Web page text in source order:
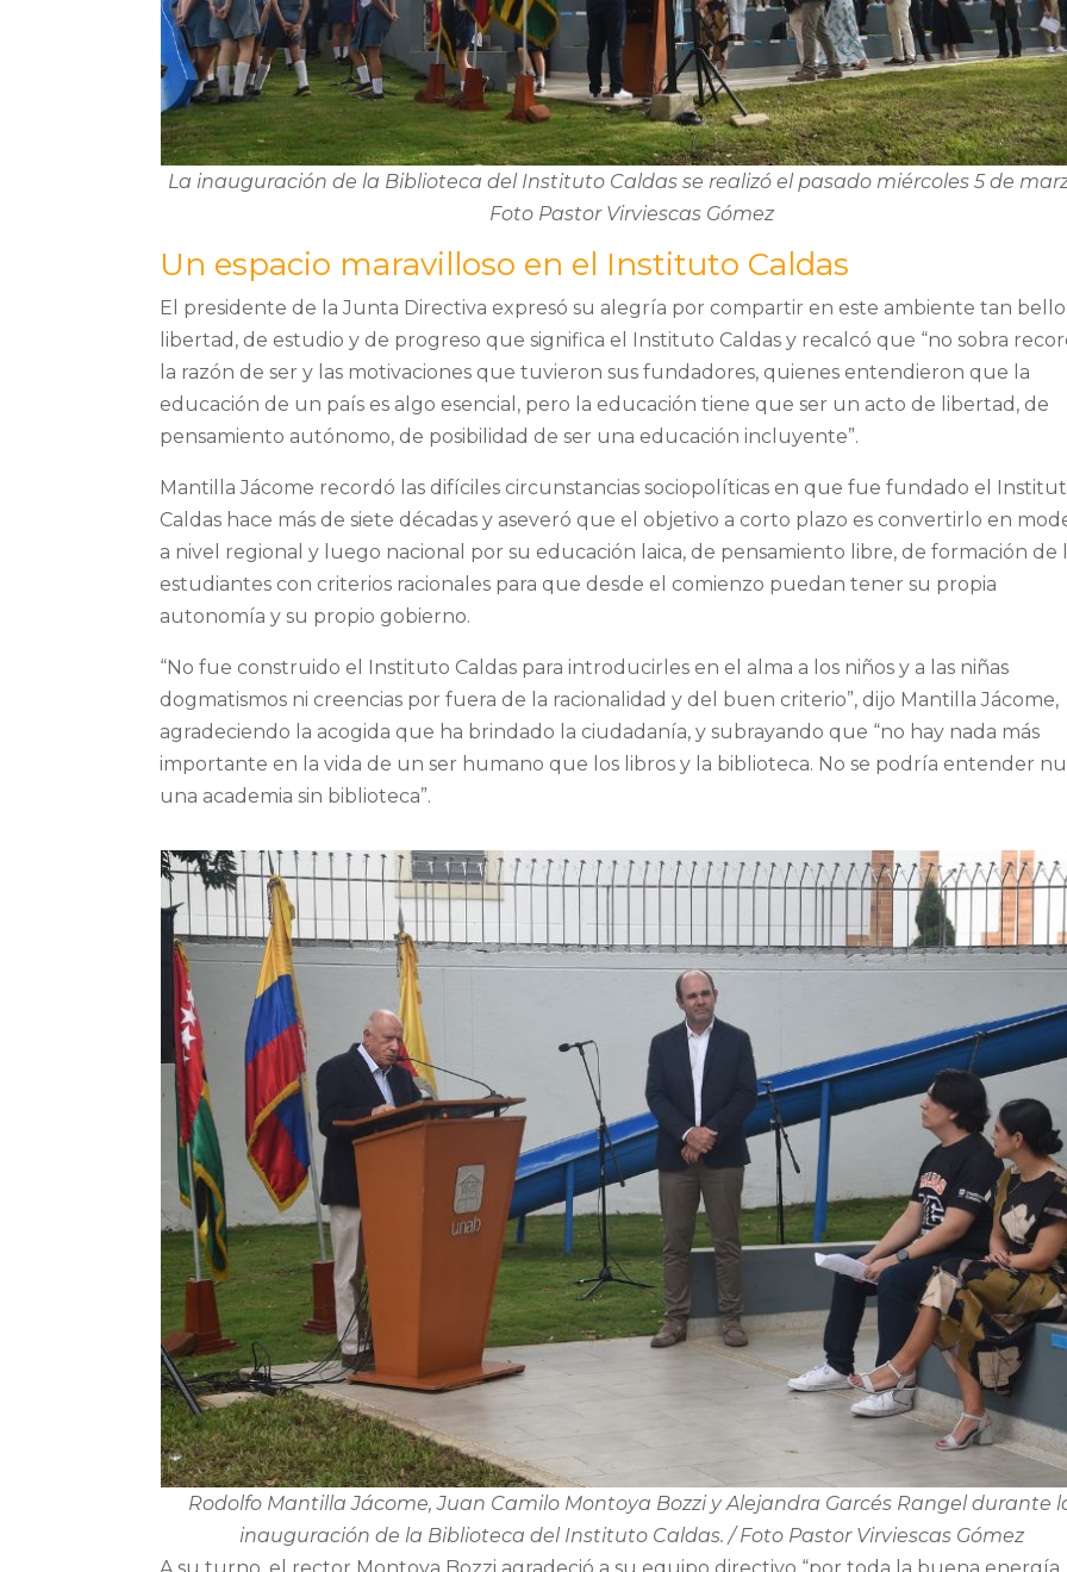
La inauguración de la Biblioteca del Instituto Caldas se realizó el pasado miércoles 5 de
Foto Pastor Virviescas Gómez
Un espacio maravilloso en el Instituto Caldas
El presidente de la Junta Directiva expresó su alegría por compartir en este ambiente tan
libertad, de estudio y de progreso que significa el Instituto Caldas y recalcó que “no sobra
la razón de ser y las motivaciones que tuvieron sus fundadores, quienes entendieron que la
educación de un país es algo esencial, pero la educación tiene que ser un acto de libertad, de
pensamiento autónomo, de posibilidad de ser una educación incluyente”.
Mantilla Jácome recordó las difíciles circunstancias sociopolíticas en que fue fundado el
Caldas hace más de siete décadas y aseveró que el objetivo a corto plazo es convertirlo en
a nivel regional y luego nacional por su educación laica, de pensamiento libre, de formación de
estudiantes con criterios racionales para que desde el comienzo puedan tener su propia
autonomía y su propio gobierno.
“No fue construido el Instituto Caldas para introducirles en el alma a los niños y a las niñas
dogmatismos ni creencias por fuera de la racionalidad y del buen criterio”, dijo Mantilla Jácome,
agradeciendo la acogida que ha brindado la ciudadanía, y subrayando que “no hay nada más
importante en la vida de un ser humano que los libros y la biblioteca. No se podría entender
una academia sin biblioteca”.
Rodolfo Mantilla Jácome, Juan Camilo Montoya Bozzi y Alejandra Garcés Rangel durante
inauguración de la Biblioteca del Instituto Caldas. / Foto Pastor Virviescas Gómez